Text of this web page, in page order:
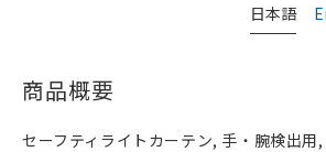
日本語
商品概要
セーフティライトカーテン, 手・腕検出